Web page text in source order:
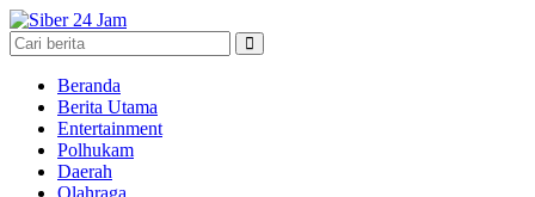
Beranda
Berita Utama
Entertainment
Polhukam
Daerah
Olahraga